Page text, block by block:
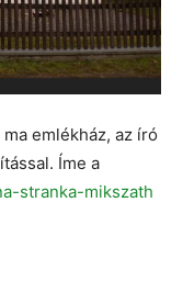
emlékház, az író
Íme a
stranka-mikszath